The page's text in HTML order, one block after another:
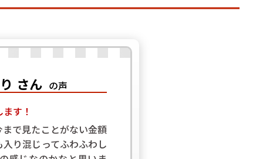
さん の声
す！
で見たことがない金額
り混じってふわふわし